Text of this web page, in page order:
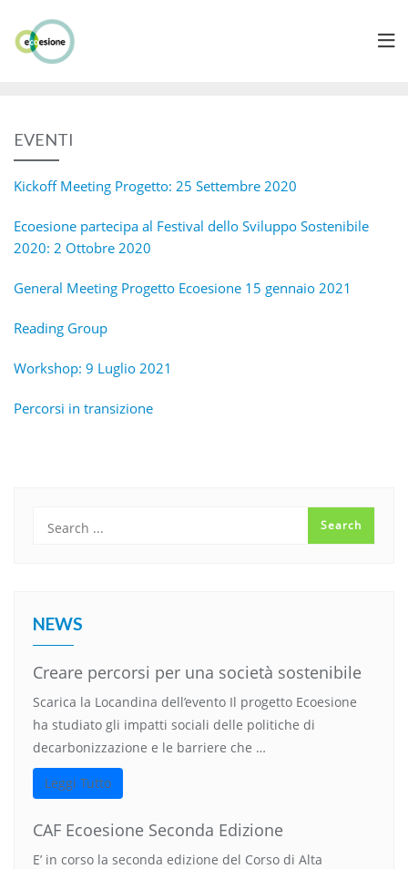
EVENTI
Kickoff Meeting Progetto: 25 Settembre 2020
Ecoesione partecipa al Festival dello Sviluppo Sostenibile
2020: 2 Ottobre 2020
General Meeting Progetto Ecoesione 15 gennaio 2021
Reading Group
Workshop: 9 Luglio 2021
Percorsi in transizione
NEWS
Creare percorsi per una società sostenibile
Scarica la Locandina dell’evento Il progetto Ecoesione
ha studiato gli impatti sociali delle politiche di
decarbonizzazione e le barriere che …
Leggi Tutto
CAF Ecoesione Seconda Edizione
E’ in corso la seconda edizione del Corso di Alta